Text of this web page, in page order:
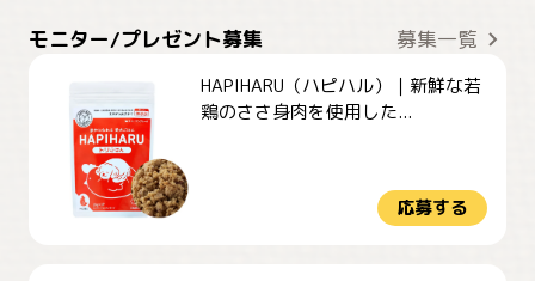
モニター/プレゼント募集 募集一覧
HAPIHARU（ハピハル）｜新鮮な若
鶏のささ身肉を使用した...
応募する